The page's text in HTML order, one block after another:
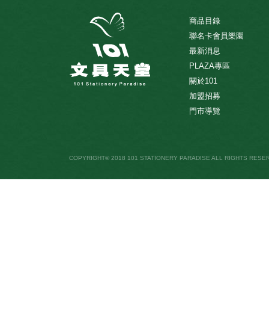
商品目錄
聯名卡會員樂園
最新消息
PLAZA專區
關於101
加盟招募
門市導覽
COPYRIGHT© 2018 101 STATIONERY PARADISE ALL RIGHTS